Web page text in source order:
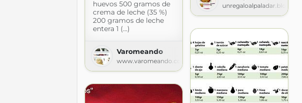
huevos 500 gramos de
crema de leche (35 %)
200 gramos de leche
entera 1 (...)
Varomeando
www.varomeando.com